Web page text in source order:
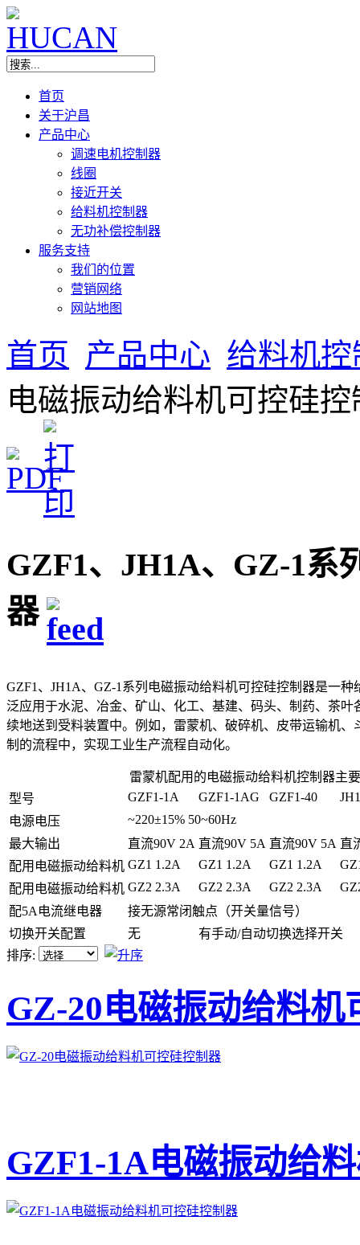
首页
关于沪昌
产品中心
调速电机控制器
线圈
接近开关
给料机控制器
无功补偿控制器
服务支持
我们的位置
营销网络
网站地图
首页 产品中心 给料机控
电磁振动给料机可控硅控
GZF1、JH1A、GZ-1系
器
GZF1、JH1A、GZ-1系列电磁振动给料机可控硅控制器是一
泛应用于水泥、冶金、矿山、化工、基建、码头、制药、茶
续地送到受料装置中。例如，雷蒙机、破碎机、皮带运输机
制的流程中，实现工业生产流程自动化。
雷蒙机配用的电磁振动给料机控制器主
型号
GZF1-1A GZF1-1AG GZF1-40
电源电压
~220±15% 50~60Hz
最大输出
直流90V 2A 直流90V 5A 直流90V 5A 直
配用电磁振动给料机 GZ1 1.2A GZ1 1.2A GZ1 1.2A
配用电磁振动给料机 GZ2 2.3A GZ2 2.3A GZ2 2.3A
配5A电流继电器
接无源常闭触点（开关量信号）
切换开关配置
无
有手动/自动切换选择开关
排序:
GZ-20电磁振动给料机
GZF1-1A电磁振动给